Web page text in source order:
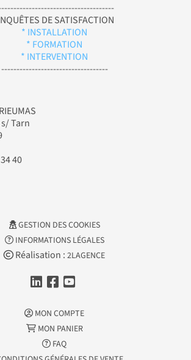
DE SATISFACTION
* INSTALLATION
* FORMATION
* INTERVENTION
-----------------------------------
Tarn
40
GESTION DES COOKIES
INFORMATIONS LÉGALES
Réalisation : 2LAGENCE
MON COMPTE
MON PANIER
FAQ